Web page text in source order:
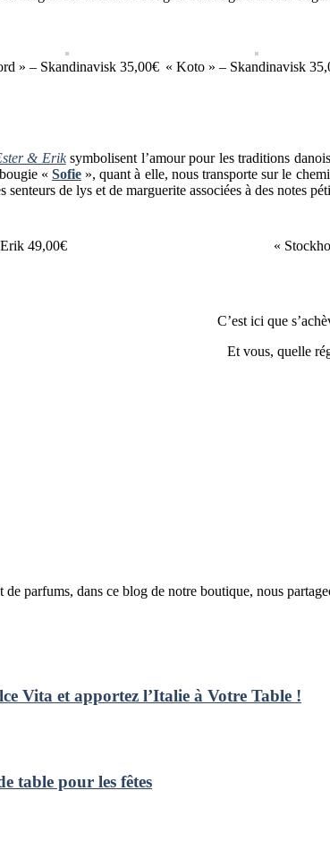
» – Skandinavisk 35,00€ « Koto » – Skandinavisk
& Eriksymbolisent l’amour pour les traditions
« Sofie », quant à elle, nous transporte sur le
senteurs de lys et de marguerite associées à des notes
49,00€ «
C’est ici que
Et vous, quelle
de parfums, dans ce blog de notre boutique, nous
Vita et apportez l’Italie à Votre Table !
table pour les fêtes